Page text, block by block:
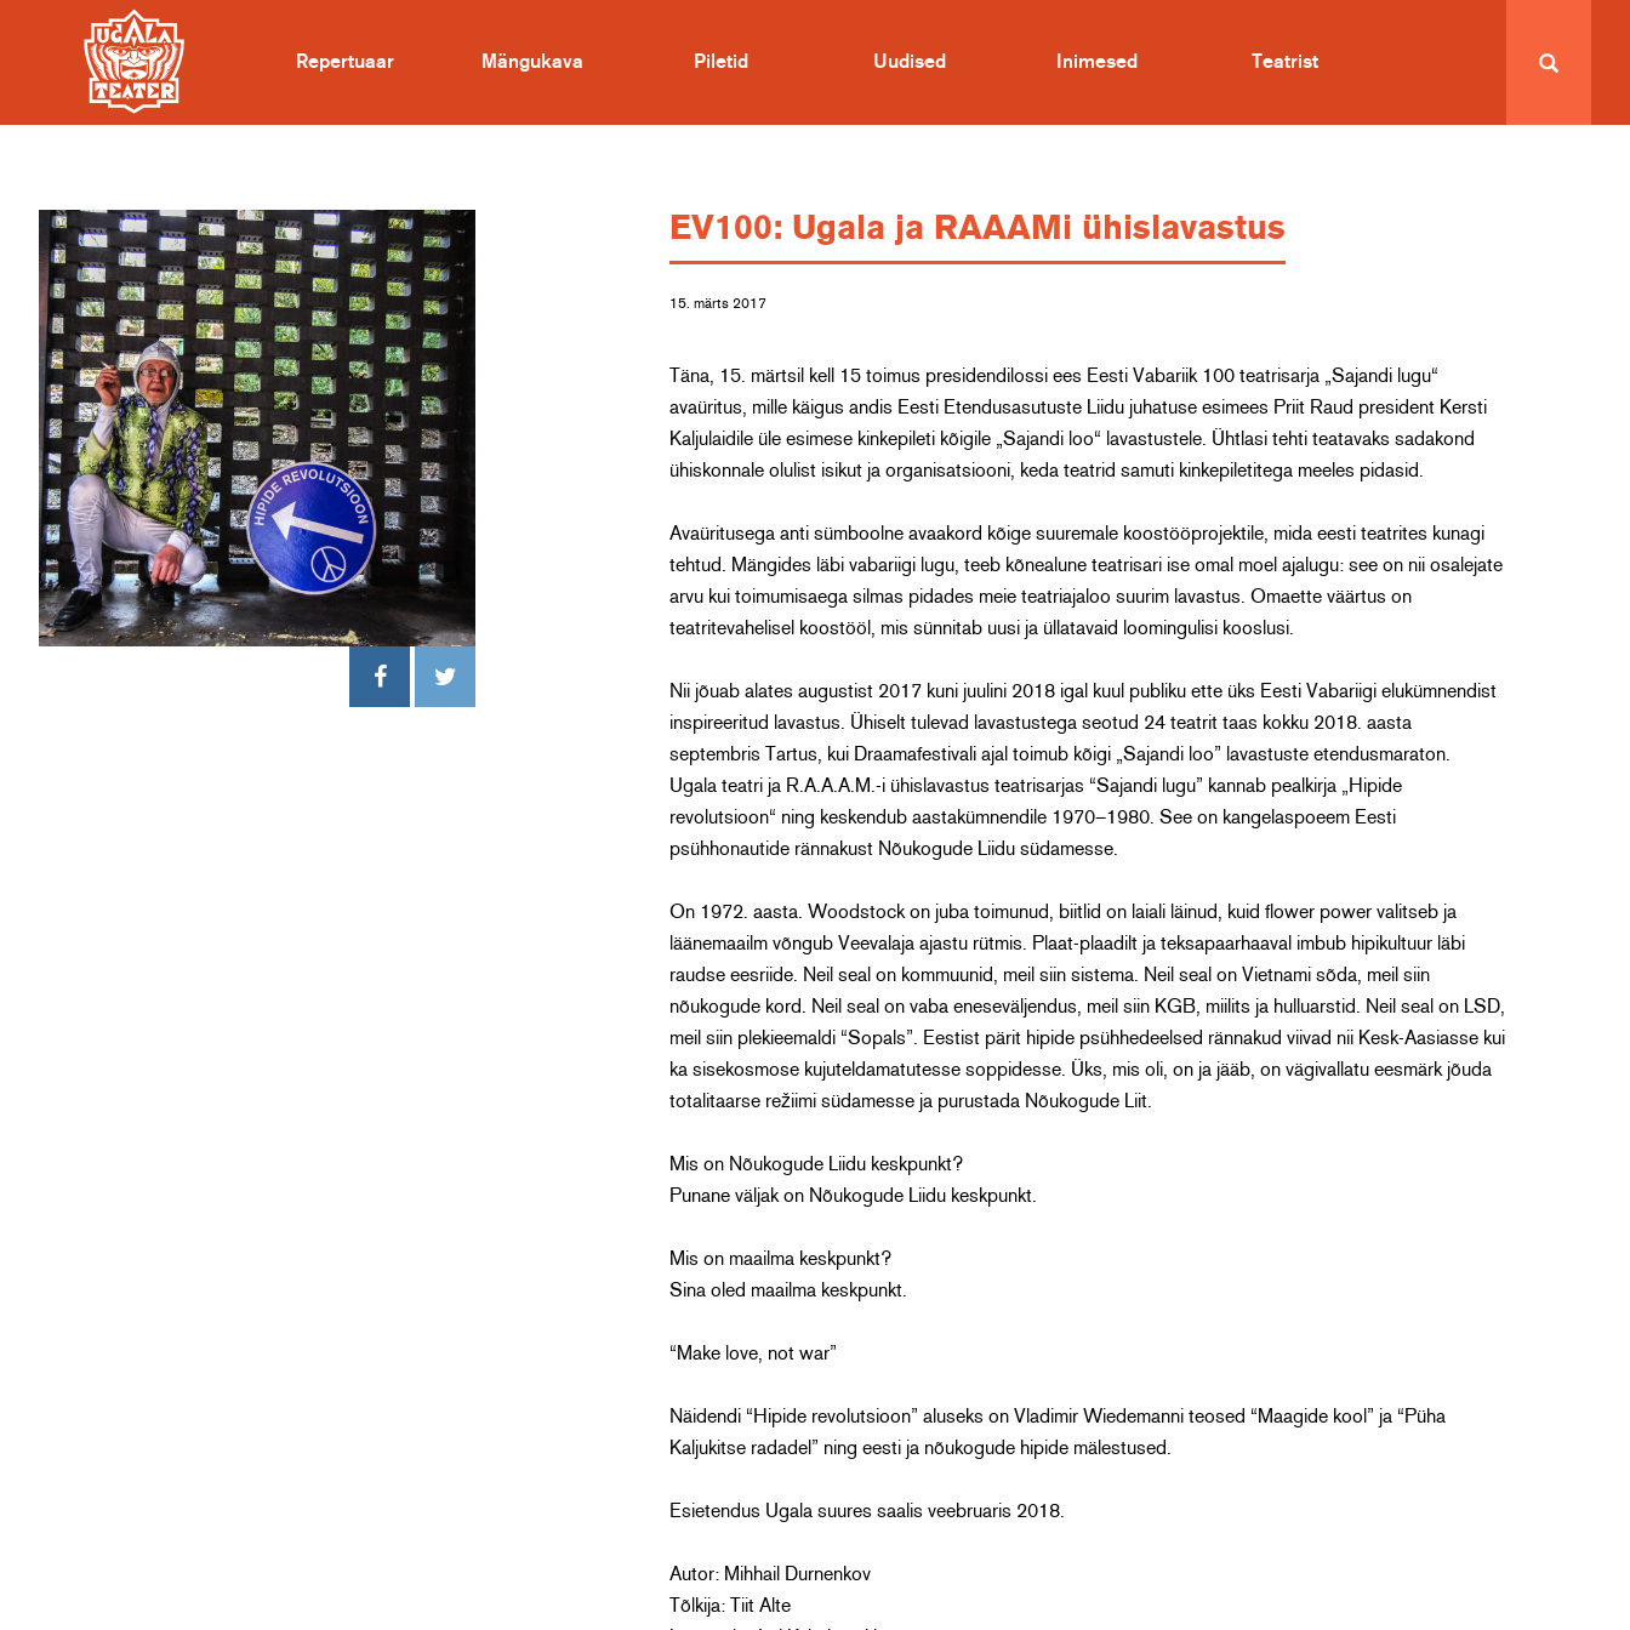
Repertuaar Mängukava Piletid Uudised Inimesed Teatrist
EV100: Ugala ja RAAAMi ühislavastus
15. märts 2017
Täna, 15. märtsil kell 15 toimus presidendilossi ees Eesti Vabariik 100 teatrisarja „Sajandi lugu“
avaüritus, mille käigus andis Eesti Etendusasutuste Liidu juhatuse esimees Priit Raud president Kersti
Kaljulaidile üle esimese kinkepileti kõigile „Sajandi loo“ lavastustele. Ühtlasi tehti teatavaks sadakond
ühiskonnale olulist isikut ja organisatsiooni, keda teatrid samuti kinkepiletitega meeles pidasid.
Avaüritusega anti sümboolne avaakord kõige suuremale koostööprojektile, mida eesti teatrites kunagi
tehtud. Mängides läbi vabariigi lugu, teeb kõnealune teatrisari ise omal moel ajalugu: see on nii osalejate
arvu kui toimumisaega silmas pidades meie teatriajaloo suurim lavastus. Omaette väärtus on
teatritevahelisel koostööl, mis sünnitab uusi ja üllatavaid loomingulisi kooslusi.
Nii jõuab alates augustist 2017 kuni juulini 2018 igal kuul publiku ette üks Eesti Vabariigi elukümnendist
inspireeritud lavastus. Ühiselt tulevad lavastustega seotud 24 teatrit taas kokku 2018. aasta
septembris Tartus, kui Draamafestivali ajal toimub kõigi „Sajandi loo” lavastuste etendusmaraton.
Ugala teatri ja R.A.A.A.M.-i ühislavastus teatrisarjas “Sajandi lugu” kannab pealkirja „Hipide
revolutsioon“ ning keskendub aastakümnendile 1970–1980. See on kangelaspoeem Eesti
psühhonautide rännakust Nõukogude Liidu südamesse.
On 1972. aasta. Woodstock on juba toimunud, biitlid on laiali läinud, kuid flower power valitseb ja
läänemaailm võngub Veevalaja ajastu rütmis. Plaat-plaadilt ja teksapaarhaaval imbub hipikultuur läbi
raudse eesriide. Neil seal on kommuunid, meil siin sistema. Neil seal on Vietnami sõda, meil siin
nõukogude kord. Neil seal on vaba eneseväljendus, meil siin KGB, miilits ja hulluarstid. Neil seal on LSD,
meil siin plekieemaldi “Sopals”. Eestist pärit hipide psühhedeelsed rännakud viivad nii Kesk-Aasiasse kui
ka sisekosmose kujuteldamatutesse soppidesse. Üks, mis oli, on ja jääb, on vägivallatu eesmärk jõuda
totalitaarse režiimi südamesse ja purustada Nõukogude Liit.
Mis on Nõukogude Liidu keskpunkt?
Punane väljak on Nõukogude Liidu keskpunkt.
Mis on maailma keskpunkt?
Sina oled maailma keskpunkt.
“Make love, not war”
Näidendi “Hipide revolutsioon” aluseks on Vladimir Wiedemanni teosed “Maagide kool” ja “Püha
Kaljukitse radadel” ning eesti ja nõukogude hipide mälestused.
Esietendus Ugala suures saalis veebruaris 2018.
Autor: Mihhail Durnenkov
Tõlkija: Tiit Alte